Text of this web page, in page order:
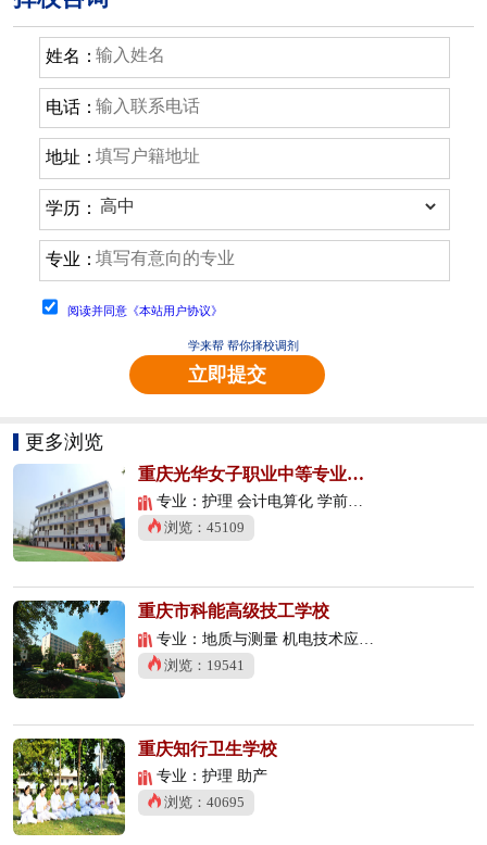
姓名：
电话：
地址：
学历：
专业：
阅读并同意《本站用户协议》
学来帮 帮你择校调剂
立即提交
更多浏览
重庆光华女子职业中等专业学校
专业：护理 会计电算化 学前教育
浏览：45109
重庆市科能高级技工学校
专业：地质与测量 机电技术应用 数控技术应用
浏览：19541
重庆知行卫生学校
专业：护理 助产
浏览：40695